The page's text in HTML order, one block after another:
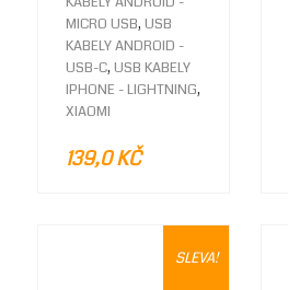
MICRO USB, USB
KABELY ANDROID -
USB-C, USB KABELY
IPHONE - LIGHTNING,
XIAOMI
139,0KČ
SLEVA!